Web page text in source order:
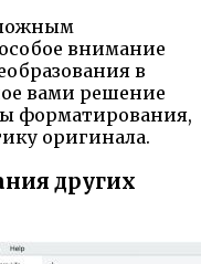
внимание
в
вами решение
форматирования,
оригинала.
других